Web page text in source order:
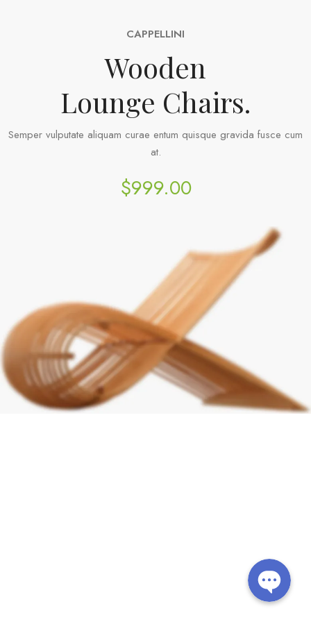
CAPPELLINI
Wooden
Lounge Chairs.
Semper vulputate aliquam curae entum quisque gravida fusce cum
at.
$999.00